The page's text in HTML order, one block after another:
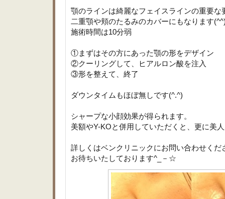
顎のラインは綺麗なフェイスラインの重要な
二重顎や頬のたるみのカバーにもなります
施術時間は10分弱
①まずはその方にあった顎の形をデザイン
②クーリングして、ヒアルロン酸を注入
③形を整えて、終了
ダウンタイムもほぼ無しです(^.^)
シャープな小顔効果が得られます。
美額やY-KOと併用していただくと、更に美
詳しくはベンクリニックにお問い合わせくだ
お待ちいたしております^_－☆